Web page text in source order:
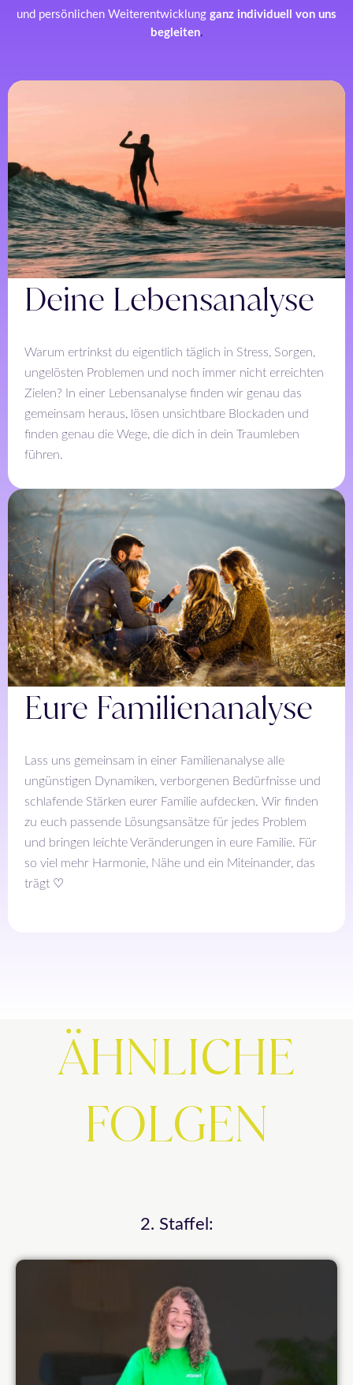
und persönlichen Weiterentwicklung ganz individuell von uns
begleiten.
Deine Lebensanalyse
Warum ertrinkst du eigentlich täglich in Stress, Sorgen,
ungelösten Problemen und noch immer nicht erreichten
Zielen? In einer Lebensanalyse finden wir genau das
gemeinsam heraus, lösen unsichtbare Blockaden und
finden genau die Wege, die dich in dein Traumleben
führen.
Eure Familienanalyse
Lass uns gemeinsam in einer Familienanalyse alle
ungünstigen Dynamiken, verborgenen Bedürfnisse und
schlafende Stärken eurer Familie aufdecken. Wir finden
zu euch passende Lösungsansätze für jedes Problem
und bringen leichte Veränderungen in eure Familie. Für
so viel mehr Harmonie, Nähe und ein Miteinander, das
trägt ♡
ÄHNLICHE
FOLGEN
2. Staffel: